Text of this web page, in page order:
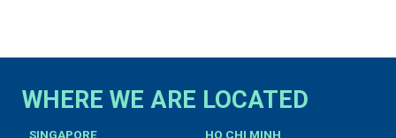
WHERE WE ARE LOCATED
SINGAPORE HO CHI MINH